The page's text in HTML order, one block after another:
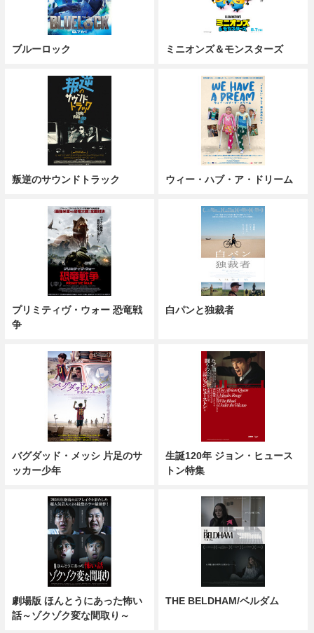
ブルーロック ミニオンズ＆モンスターズ
叛逆のサウンドトラック ウィー・ハブ・ア・ドリーム
プリミティヴ・ウォー 恐竜戦
争
白パンと独裁者
バグダッド・メッシ 片足のサ
ッカー少年
生誕120年 ジョン・ヒュース
トン特集
劇場版 ほんとうにあった怖い
話～ゾクゾク変な間取り～
THE BELDHAM/ベルダム